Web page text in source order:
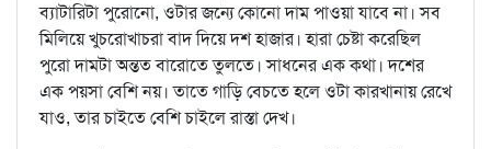
ব্যাটারিটা পুরোনো, ওটার জন্যে কোনো দাম পাওয়া যাবে না। সব
মিলিয়ে খুচরোখাচরা বাদ দিয়ে দশ হাজার। হারা চেষ্টা করেছিল
পুরো দামটা অন্তত বারোতে তুলতে। সাধনের এক কথা। দশের
এক পয়সা বেশি নয়। তাতে গাড়ি বেচতে হলে ওটা কারখানায় রেখে
যাও, তার চাইতে বেশি চাইলে রাস্তা দেখ।